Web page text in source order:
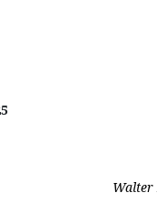
Walter